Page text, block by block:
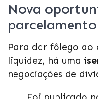
Nova
Para dar fôlego ao
liquidez, há uma
negociações de